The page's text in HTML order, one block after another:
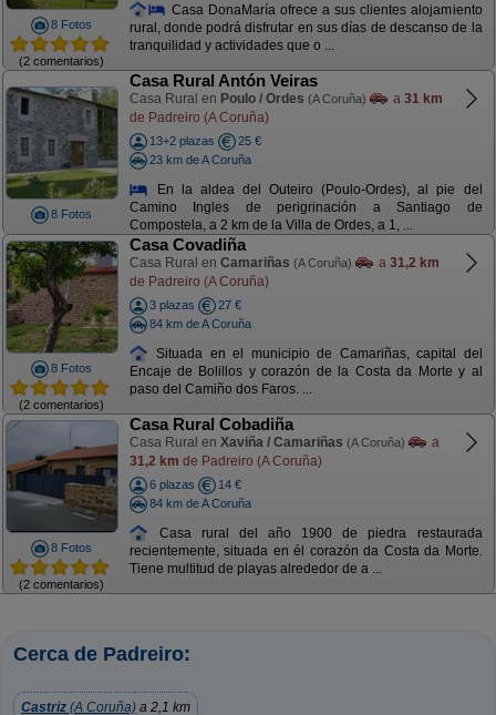
8 Fotos
(2 comentarios)
Casa DonaMaría ofrece a sus clientes alojamiento
rural, donde podrá disfrutar en sus días de descanso de la
tranquilidad y actividades que o ...
8 Fotos
Casa Rural Antón Veiras
Casa Rural en Poulo / Ordes (A Coruña) a 31 km
de Padreiro (A Coruña)
13+2 plazas
25 €
23 km de A Coruña
En la aldea del Outeiro (Poulo-Ordes), al pie del
Camino Ingles de perigrinación a Santiago de
Compostela, a 2 km de la Villa de Ordes, a 1, ...
8 Fotos
(2 comentarios)
Casa Covadiña
Casa Rural en Camariñas (A Coruña) a 31,2 km
de Padreiro (A Coruña)
3 plazas
27 €
84 km de A Coruña
Situada en el municipio de Camariñas, capital del
Encaje de Bolillos y corazón de la Costa da Morte y al
paso del Camiño dos Faros. ...
8 Fotos
(2 comentarios)
Casa Rural Cobadiña
Casa Rural en Xaviña / Camariñas (A Coruña)
a
31,2 km de Padreiro (A Coruña)
6 plazas
14 €
84 km de A Coruña
Casa rural del año 1900 de piedra restaurada
recientemente, situada en él corazón da Costa da Morte.
Tiene multitud de playas alrededor de a ...
Cerca de Padreiro:
Castriz (A Coruña) a 2,1 km